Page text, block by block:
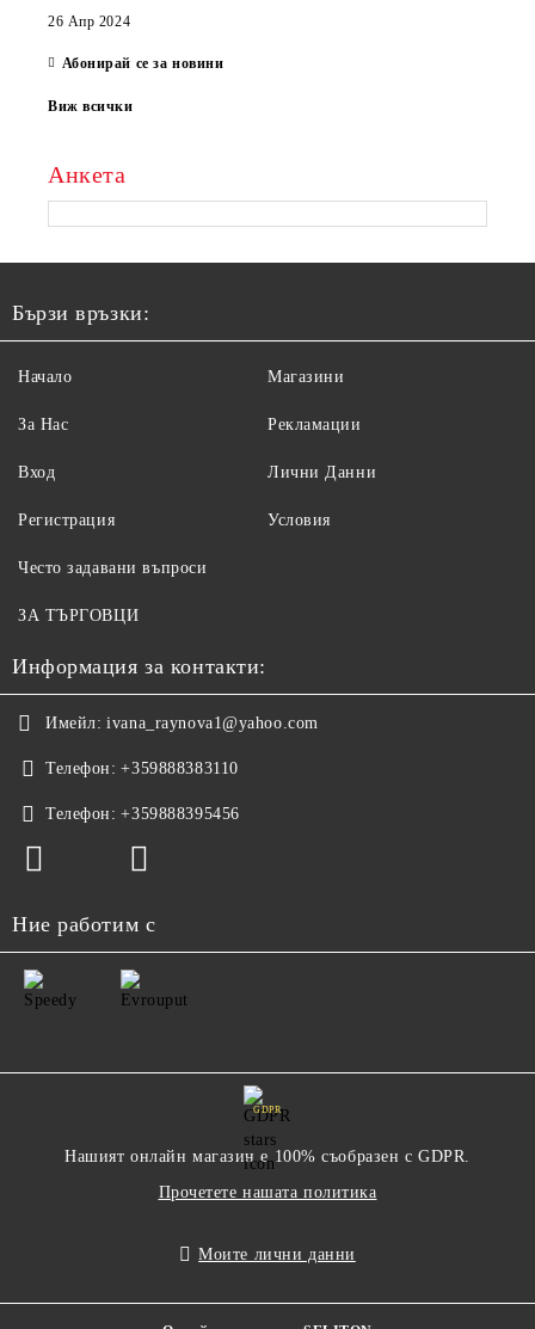
26 Апр 2024
Абонирай се за новини
Виж всички
Анкета
Бързи връзки:
Начало
За Нас
Вход
Регистрация
Магазини
Рекламации
Лични Данни
Условия
Често задавани въпроси
ЗА ТЪРГОВЦИ
Информация за контакти:
Имейл: ivana_raynova1@yahoo.com
Телефон: +359888383110
Телефон: +359888395456
Ние работим с
GDPR
Нашият онлайн магазин е 100% съобразен с GDPR.
Прочетете нашата политика
Моите лични данни